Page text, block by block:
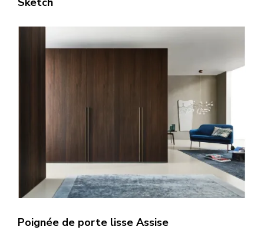
Poignée de porte lisse Assise